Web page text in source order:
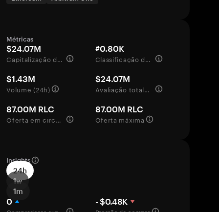
Métricas
$24.07M
Capitalização de mercado
#0.80K
Classificação de mercado
$1.43M
Volume (24h)
$24.07M
Avaliação totalmente diluída
87.00M RLC
Oferta em circulação
87.00M RLC
Oferta máxima
Insights
24h
1w
1m
0
- $0.48K